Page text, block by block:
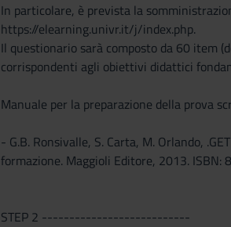
In particolare, è prevista la
https://elearning.univr.it/j/index.php.
Il questionario sarà composto da 60 item
corrispondenti agli obiettivi didattici
Manuale per la preparazione della prova
- G.B. Ronsivalle, S. Carta, M. Orlando,
formazione. Maggioli Editore, 2013. ISBN:
STEP 2 ---------------------------